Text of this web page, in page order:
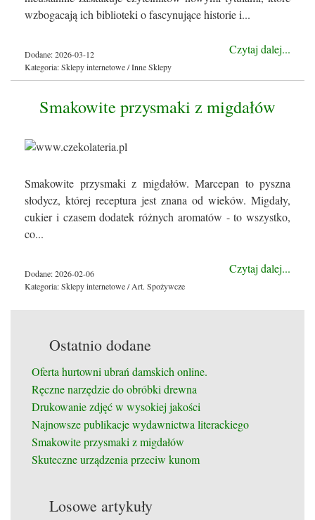
wzbogacają ich biblioteki o fascynujące historie i...
Czytaj dalej...
Dodane: 2026-03-12
Kategoria: Sklepy internetowe / Inne Sklepy
Smakowite przysmaki z migdałów
Smakowite przysmaki z migdałów. Marcepan to pyszna
słodycz, której receptura jest znana od wieków. Migdały,
cukier i czasem dodatek różnych aromatów - to wszystko,
co...
Czytaj dalej...
Dodane: 2026-02-06
Kategoria: Sklepy internetowe / Art. Spożywcze
Ostatnio dodane
Oferta hurtowni ubrań damskich online.
Ręczne narzędzie do obróbki drewna
Drukowanie zdjęć w wysokiej jakości
Najnowsze publikacje wydawnictwa literackiego
Smakowite przysmaki z migdałów
Skuteczne urządzenia przeciw kunom
Losowe artykuły